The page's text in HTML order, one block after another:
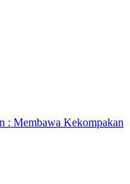
: Membawa Kekompakan